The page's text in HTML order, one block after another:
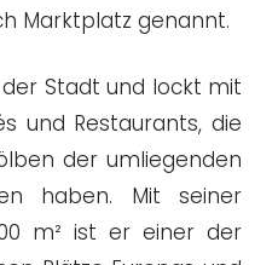
Marktplatz genannt.
Stadt und lockt mit
und Restaurants, die
der umliegenden
haben. Mit seiner
m² ist er einer der